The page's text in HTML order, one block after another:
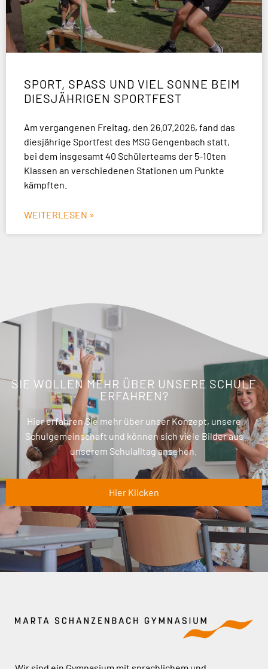
SPORT, SPASS UND VIEL SONNE BEIM D
IESJÄHRIGEN SPORTFEST
Am vergangenen Freitag, den 26.07.2026, fand das
diesjährige Sportfest des MSG Gengenbach statt,
bei dem insgesamt 40 Schülerteams der 5-10ten
Klassen an verschiedenen Stationen um Punkte
kämpften.
WEITERLESEN »
SIE WOLLEN MEHR ÜBER UNSERE SCHULE
ERFAHREN?
Hier erfahren Sie mehr über unser Konzept, unsere
Schulgemeinschaft und können sich viele Bilder aus
unserem Schulalltag ansehen.
Hier Klicken